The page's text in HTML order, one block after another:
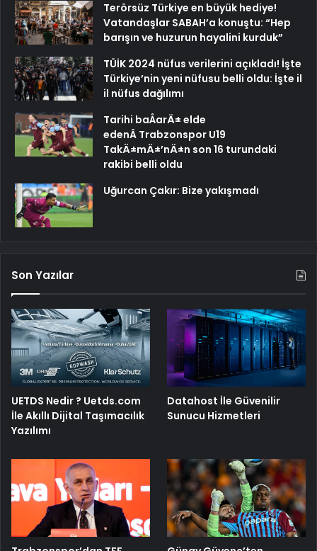
Terörsüz Türkiye en büyük hediye!
Vatandaşlar SABAH’a konuştu: “Hep
barışın ve huzurun hayalini kurduk”
TÜİK 2024 nüfus verilerini açıkladı! İşte
Türkiye’nin yeni nüfusu belli oldu: İşte il
il nüfus dağılımı
Tarihi baÅarÄ± elde
edenÂ Trabzonspor U19
TakÄ±mÄ±’nÄ±n son 16 turundaki
rakibi belli oldu
Uğurcan Çakır: Bize yakışmadı
Son Yazılar
UETDS Nedir ? Uetds.com
İle Akıllı Dijital Taşımacılık
Yazılımı
Datahost İle Güvenilir
Sunucu Hizmetleri